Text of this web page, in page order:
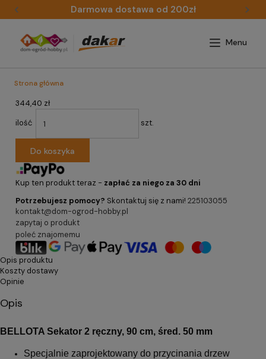
Darmowa dostawa od 200zł
Strona główna
344,40 zł
ilość
szt.
Do koszyka
Kup ten produkt teraz - zapłać za niego za 30 dni
Potrzebujesz pomocy? Skontaktuj się z nami! 225103055
kontakt@dom-ogrod-hobby.pl
zapytaj o produkt
poleć znajomemu
Opis produktu
Koszty dostawy
Opinie
Opis
BELLOTA Sekator 2 ręczny, 90 cm, śred. 50 mm
Specjalnie zaprojektowany do przycinania drzew